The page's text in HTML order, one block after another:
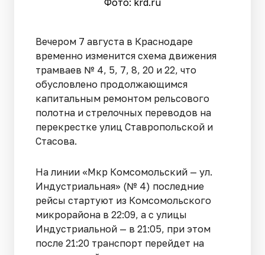
Фото: krd.ru
Вечером 7 августа в Краснодаре
временно изменится схема движения
трамваев № 4, 5, 7, 8, 20 и 22, что
обусловлено продолжающимся
капитальным ремонтом рельсового
полотна и стрелочных переводов на
перекрестке улиц Ставропольской и
Стасова.
На линии «Мкр Комсомольский — ул.
Индустриальная» (№ 4) последние
рейсы стартуют из Комсомольского
микрорайона в 22:09, а с улицы
Индустриальной — в 21:05, при этом
после 21:20 транспорт перейдет на